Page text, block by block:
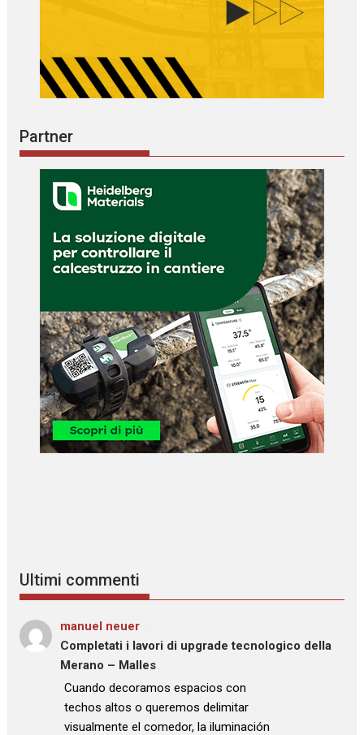
Partner
Ultimi commenti
manuel neuer
Completati i lavori di upgrade tecnologico della
Merano – Malles
: “
Cuando decoramos espacios con
techos altos o queremos delimitar
visualmente el comedor, la iluminación